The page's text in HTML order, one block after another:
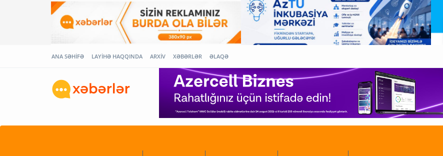
ANA SƏHİFƏ LAYİHƏ HAQQINDA ARXİV XƏBƏRLƏR ƏLAQƏ